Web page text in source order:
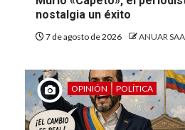
nostalgia un éxito
7 de agosto de 2026 ANUAR
OPINIÓN POLÍTICA